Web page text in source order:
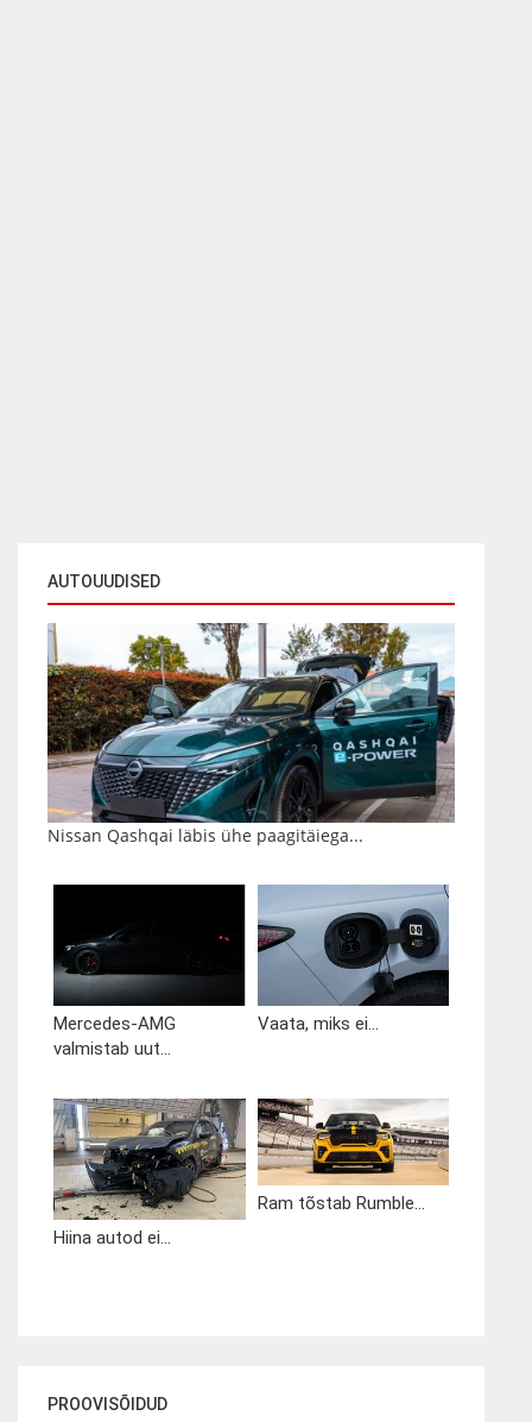
AUTOUUDISED
Nissan Qashqai läbis ühe paagitäiega...
Mercedes-AMG
valmistab uut...
Vaata, miks ei...
Hiina autod ei...
Ram tõstab Rumble...
PROOVISÕIDUD